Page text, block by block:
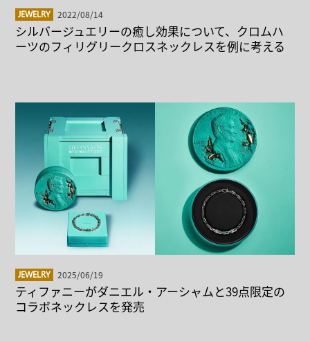
JEWELRY 2022/08/14
シルバージュエリーの癒し効果について、クロムハ
ーツのフィリグリークロスネックレスを例に考える
JEWELRY 2025/06/19
ティファニーがダニエル・アーシャムと39点限定の
コラボネックレスを発売